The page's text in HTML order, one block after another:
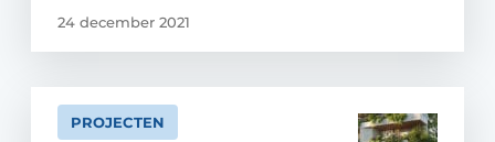
24 december 2021
PROJECTEN